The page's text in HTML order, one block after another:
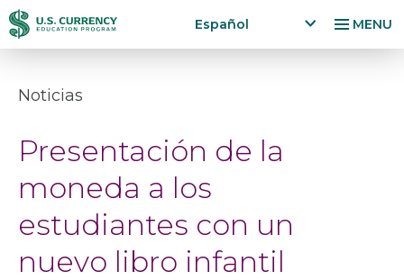
Pasar
al
principal
Accessibility
Statement
MENU
Español
x
Noticias
Presentación de la
moneda a los
estudiantes con un
nuevo libro infantil